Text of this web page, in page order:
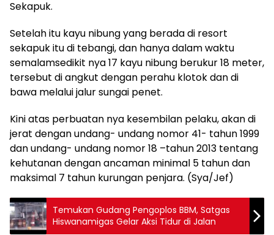
Sekapuk.
Setelah itu kayu nibung yang berada di resort
sekapuk itu di tebangi, dan hanya dalam waktu
semalamsedikit nya 17 kayu nibung berukur 18 meter,
tersebut di angkut dengan perahu klotok dan di
bawa melalui jalur sungai penet.
Kini atas perbuatan nya kesembilan pelaku, akan di
jerat dengan undang- undang nomor 41- tahun 1999
dan undang- undang nomor 18 –tahun 2013 tentang
kehutanan dengan ancaman minimal 5 tahun dan
maksimal 7 tahun kurungan penjara. (Sya/Jef)
Temukan Gudang Pengoplos BBM, Satgas
Hiswanamigas Gelar Aksi Tidur di Jalan